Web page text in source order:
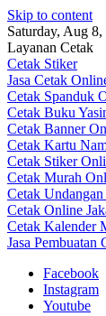
Skip to content
Saturday, Aug 8,
Layanan Cetak
Cetak Stiker
Jasa Cetak
Cetak Spanduk
Cetak Buku
Cetak Banner
Cetak Kartu
Cetak Stiker
Cetak Murah
Cetak
Cetak Online
Cetak Kalender
Jasa
Facebook
Instagram
Youtube